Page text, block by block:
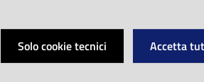
Solo cookie tecnici Accetta